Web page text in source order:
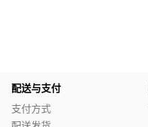
配送与支付
支付方式